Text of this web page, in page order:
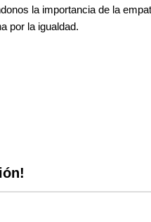
la importancia de la
por la igualdad.